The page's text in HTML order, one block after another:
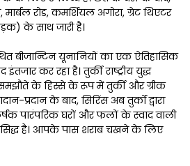
रोड, कमर्शियल अगोरा, ग्रेट थिएटर
के साथ जारी है।
बीजान्टिन यूनानियों का एक ऐतिहासिक
कर रहा है। तुर्की राष्ट्रीय युद्ध
के हिस्से के रूप में तुर्की और ग्रीक
प्रदान के बाद, सिरिंस अब तुर्कों द्वारा
पारंपरिक घरों और फलों के स्वाद वाली
है। आपके पास शराब चखने के लिए